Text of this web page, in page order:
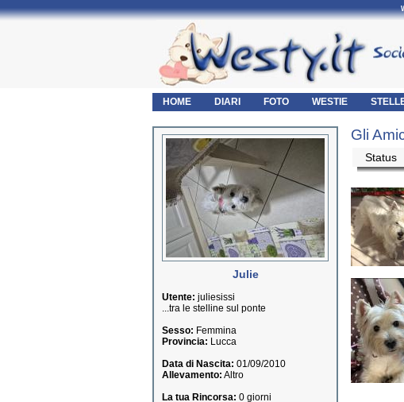
HOME DIARI FOTO WESTIE
Julie
Utente: juliesissi
...tra le stelline sul ponte
Sesso: Femmina
Provincia: Lucca
Data di Nascita: 01/09/2010
Allevamento: Altro
La tua Rincorsa: 0 giorni
Gli
Status